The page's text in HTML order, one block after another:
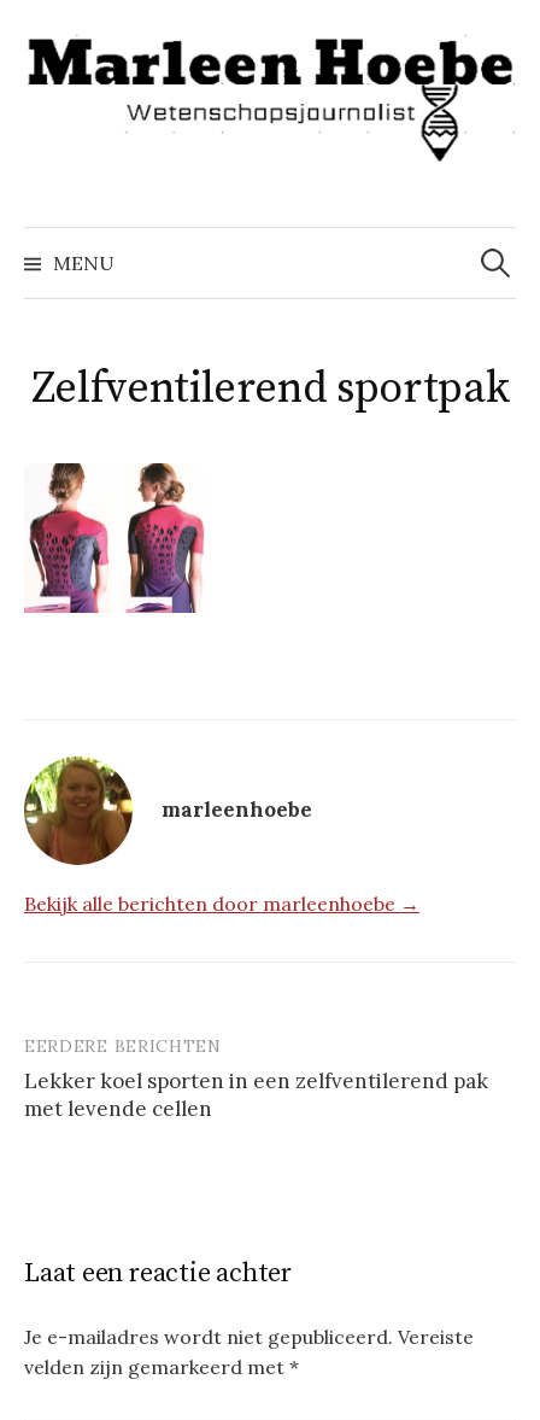
inhoud
springen
MENU
Zoeken
naar:
Zelfventilerend sportpak
marleenhoebe
Bekijk alle berichten door marleenhoebe →
Berichtnavigatie
EERDERE BERICHTEN
Lekker koel sporten in een zelfventilerend pak
met levende cellen
Laat een reactie achter
Je e-mailadres wordt niet gepubliceerd. Vereiste
velden zijn gemarkeerd met *